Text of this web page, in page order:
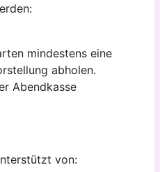
mindestens eine
abholen.
Abendkasse
von: